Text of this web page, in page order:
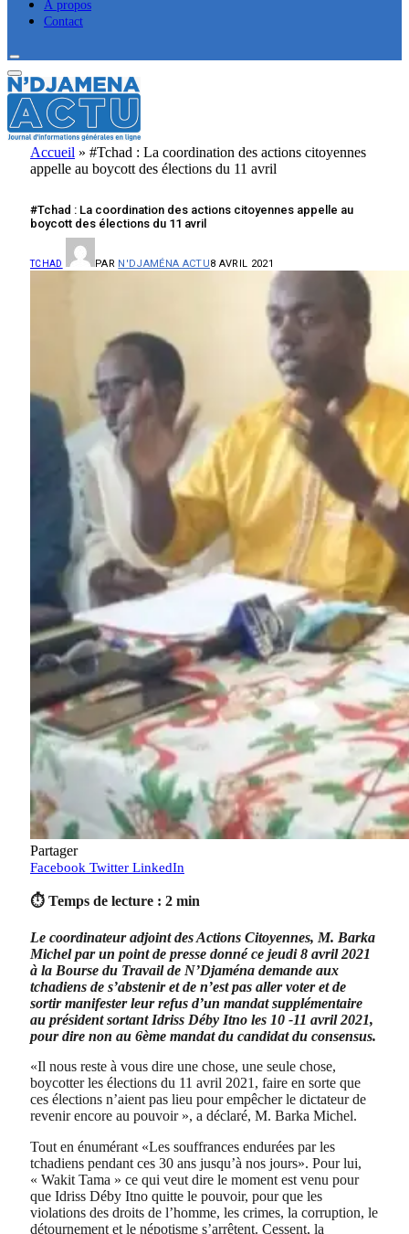
À propos
Contact
Accueil » #Tchad : La coordination des actions citoyennes
appelle au boycott des élections du 11 avril
#Tchad : La coordination des actions citoyennes appelle au
boycott des élections du 11 avril
TCHAD PAR N'DJAMÉNA ACTU8 AVRIL 2021
Partager
Facebook Twitter LinkedIn
⏱ Temps de lecture : 2 min
Le coordinateur adjoint des Actions Citoyennes, M. Barka
Michel par un point de presse donné ce jeudi 8 avril 2021
à la Bourse du Travail de N’Djaména demande aux
tchadiens de s’abstenir et de n’est pas aller voter et de
sortir manifester leur refus d’un mandat supplémentaire
au président sortant Idriss Déby Itno les 10 -11 avril 2021,
pour dire non au 6ème mandat du candidat du consensus.
«Il nous reste à vous dire une chose, une seule chose,
boycotter les élections du 11 avril 2021, faire en sorte que
ces élections n’aient pas lieu pour empêcher le dictateur de
revenir encore au pouvoir », a déclaré, M. Barka Michel.
Tout en énumérant «Les souffrances endurées par les
tchadiens pendant ces 30 ans jusqu’à nos jours». Pour lui,
« Wakit Tama » ce qui veut dire le moment est venu pour
que Idriss Déby Itno quitte le pouvoir, pour que les
violations des droits de l’homme, les crimes, la corruption, le
détournement et le népotisme s’arrêtent. Cessent, la